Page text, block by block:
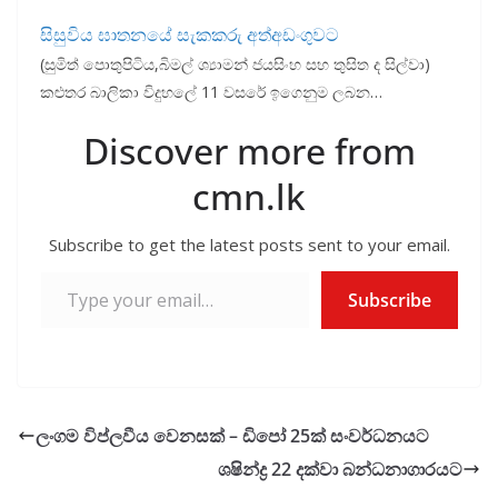
සිසුවිය ඝාතනයේ සැකකරු අත්අඩංගුවට
(සුමිත් පොතුපිටිය,බිමල් ශ්‍යාමන් ජයසිංහ සහ තුසිත ද සිල්වා)
කළුතර බාලිකා විදුහලේ 11 වසරේ ඉගෙනුම ලබන…
Discover more from
cmn.lk
Subscribe to get the latest posts sent to your email.
Subscribe
ලංගම විප්ලවීය වෙනසක් – ඩිපෝ 25ක් සංවර්ධනයට
ශෂින්ද්‍ර 22 දක්වා බන්ධනාගාරයට